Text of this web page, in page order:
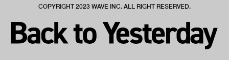
COPYRIGHT 2023 WAVE INC. ALL RIGHT RESERVED.